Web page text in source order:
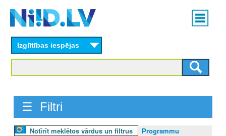
content
Main
menu
Izglītības iespējas
☰ Filtri
Notīrīt meklētos vārdus un filtrus
Programmu